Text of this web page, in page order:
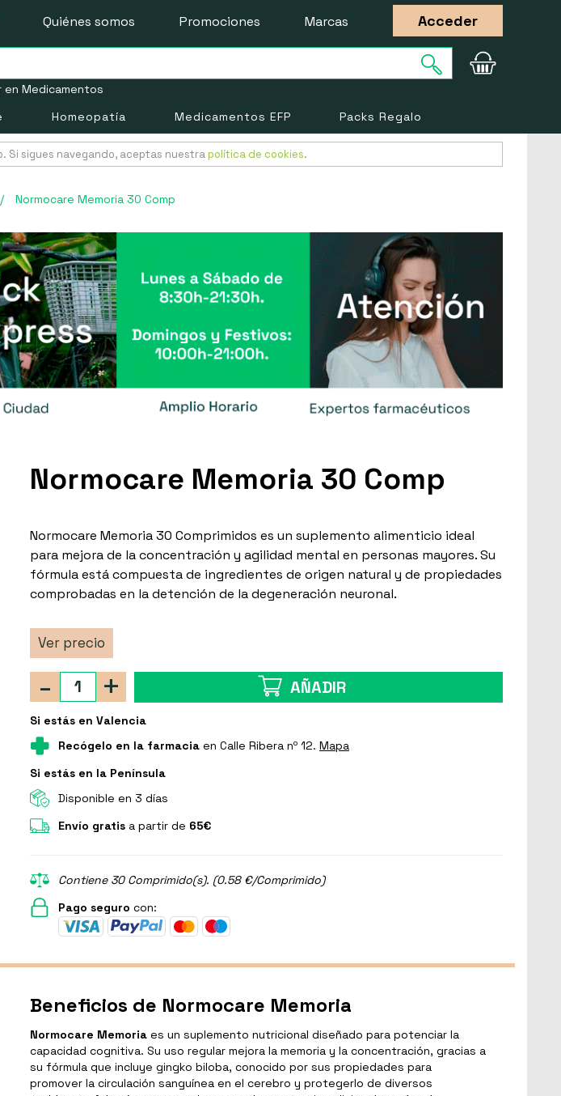
en Medicamentos
Quiénes somos Promociones Marcas Acceder
Homeopatía Medicamentos EFP Packs Regalo
Si sigues navegando, aceptas nuestra política de cookies.
/ Normocare Memoria 30 Comp
Normocare Memoria 30 Comp
Normocare Memoria 30 Comprimidos es un suplemento alimenticio ideal
para mejora de la concentración y agilidad mental en personas mayores. Su
fórmula está compuesta de ingredientes de origen natural y de propiedades
comprobadas en la detención de la degeneración neuronal.
Ver precio
+
- AÑADIR
Si estás en Valencia
Recógelo en la farmacia en Calle Ribera nº 12. Mapa
Si estás en la Península
Disponible en 3 días
Envío gratis a partir de 65€
Contiene 30 Comprimido(s). (0.58 €/Comprimido)
Pago seguro con:
Beneficios de Normocare Memoria
Normocare Memoria es un suplemento nutricional diseñado para potenciar la
capacidad cognitiva. Su uso regular mejora la memoria y la concentración, gracias a
su fórmula que incluye gingko biloba, conocido por sus propiedades para
promover la circulación sanguínea en el cerebro y protegerlo de diversos